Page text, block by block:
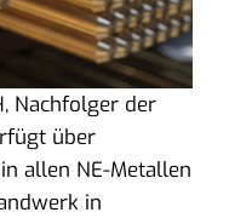
Nachfolger der
über
allen NE-Metallen
in